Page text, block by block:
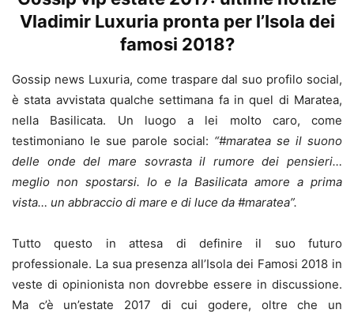
Vladimir Luxuria pronta per l’Isola dei
famosi 2018?
Gossip news Luxuria, come traspare dal suo profilo social,
è stata avvistata qualche settimana fa in quel di Maratea,
nella Basilicata. Un luogo a lei molto caro, come
testimoniano le sue parole social: “#maratea se il suono
delle onde del mare sovrasta il rumore dei pensieri…
meglio non spostarsi. Io e la Basilicata amore a prima
vista… un abbraccio di mare e di luce da #maratea”.
Tutto questo in attesa di definire il suo futuro
professionale. La sua presenza all’Isola dei Famosi 2018 in
veste di opinionista non dovrebbe essere in discussione.
Ma c’è un’estate 2017 di cui godere, oltre che un